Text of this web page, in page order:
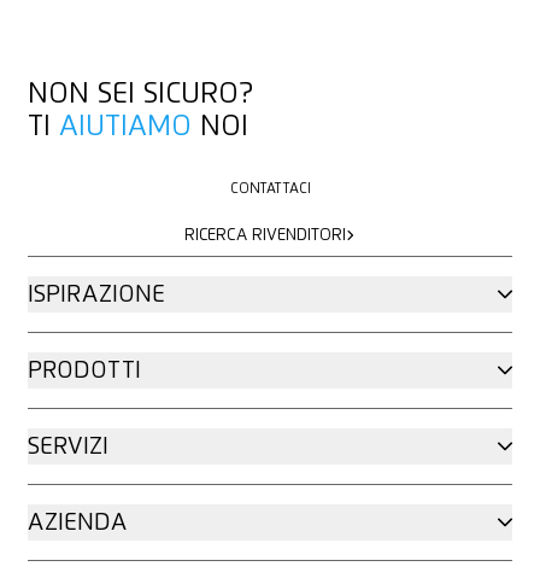
NON SEI SICURO?
TI AIUTIAMO NOI
CONTATTACI
RICERCA RIVENDITORI
ISPIRAZIONE
PRODOTTI
SERVIZI
AZIENDA